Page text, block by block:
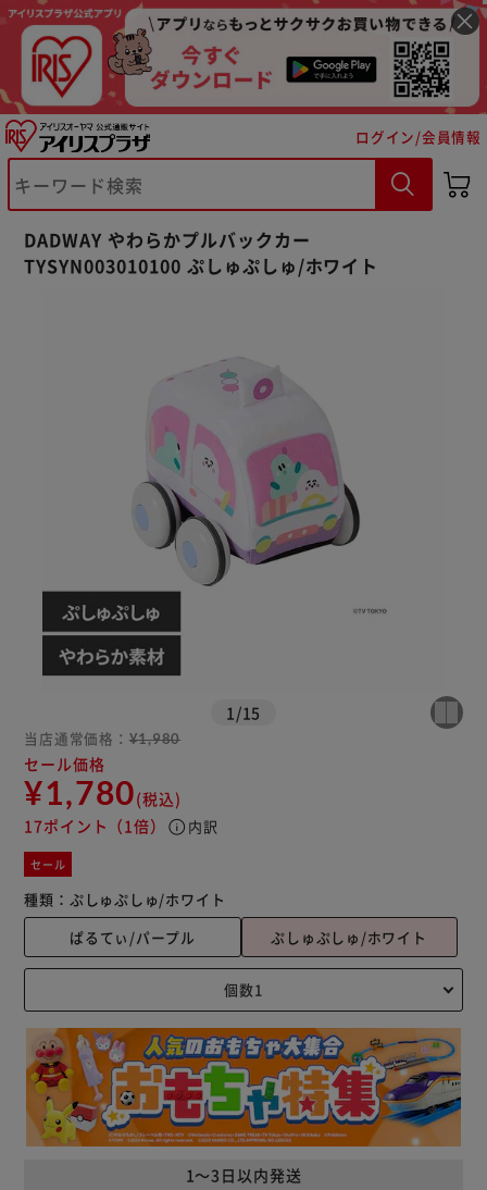
ログイン/会員情報
DADWAY やわらかプルバックカー
TYSYN003010100 ぷしゅぷしゅ/ホワイト
1 /15
当店通常価格： ¥1,980
セール価格
¥1,780(税込)
17ポイント （1倍） info 内訳
セール
種類： ぷしゅぷしゅ/ホワイト
ぱるてぃ/パープル
ぷしゅぷしゅ/ホワイト
1～3日以内発送
※ご確認ください